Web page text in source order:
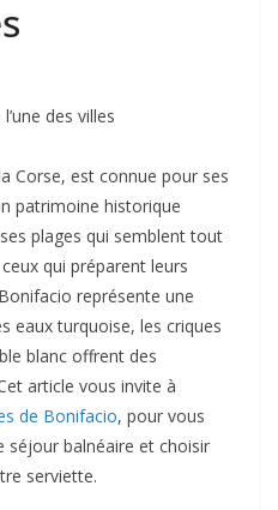
des villes
Corse, est connue pour ses
patrimoine historique
plages qui semblent tout
qui préparent leurs
représente une
eaux turquoise, les criques
blanc offrent des
article vous invite à
de Bonifacio, pour vous
séjour balnéaire et choisir
serviette.